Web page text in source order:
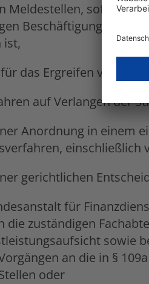
Meldestellen, sofern
Beschäftigungsgeber
ist,
das Ergreifen von
auf Verlangen der
Anordnung in einem
gerichtlichen
für
die zuständigen
sowie
an die in §
oder